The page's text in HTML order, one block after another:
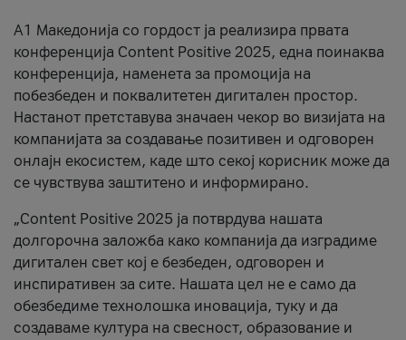
А1 Македонија со гордост ја реализира првата
конференција Content Positive 2025, една поинаква
конференција, наменета за промоција на
побезбеден и поквалитетен дигитален простор.
Настанот претставува значаен чекор во визијата на
компанијата за создавање позитивен и одговорен
онлајн екосистем, каде што секој корисник може да
се чувствува заштитено и информирано.
„Content Positive 2025 ја потврдува нашата
долгорочна заложба како компанија да изградиме
дигитален свет кој е безбеден, одговорен и
инспиративен за сите. Нашата цел не е само да
обезбедиме технолошка иновација, туку и да
создаваме култура на свесност, образование и